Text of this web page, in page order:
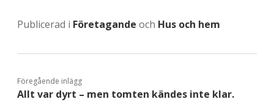
Publicerad i Företagande och Hus och hem
Föregående inlägg
Allt var dyrt – men tomten kändes inte klar.